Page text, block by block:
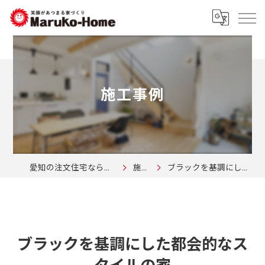
施工事例
愛知の注文住宅なら株式会社マルコーホーム 施工事例 ブラックを基調にした都会的なスタイルの家
ブラックを基調にした都会的なス